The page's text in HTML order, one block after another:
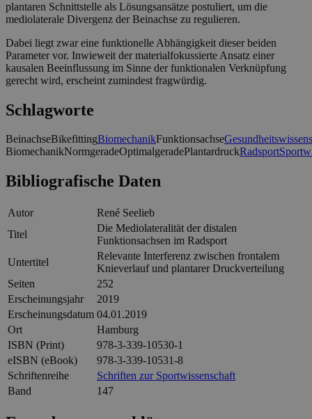
plantaren Schnittstelle als Lösungsansätze postuliert, um die
mediolaterale Divergenz der Beinachse zu regulieren.
Dabei liegt zwar eine funktionelle Abhängigkeit dieser beiden
Parameter vor. Inwieweit der materialfokussierte Ansatz einer
kausalen Beeinflussung im Sinne der funktionalen Verknüpfung
gerecht wird, erscheint zumindest fragwürdig.
Schlagworte
BeinachseBikefittingBiomechanikFunktionsachse
BiomechanikNormgeradeOptimalgeradePlantardruckRadsport
Bibliografische Daten
Autor
René Seelieb
Titel
Die Mediolateralität der distalen
Funktionsachsen im Radsport
Untertitel
Relevante Interferenz zwischen frontalem
Knieverlauf und plantarer Druckverteilung
Seiten
252
Erscheinungsjahr
2019
Erscheinungsdatum 04.01.2019
Ort
Hamburg
ISBN (Print)
978-3-339-10530-1
eISBN (eBook)
978-3-339-10531-8
Schriftenreihe
Schriften zur Sportwissenschaft
Band
147